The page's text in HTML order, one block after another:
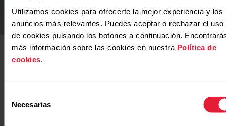
Utilizamos cookies para ofrecerte la mejor experiencia y los
anuncios más relevantes. Puedes aceptar o rechazar el uso
de cookies pulsando los botones a continuación.
más información sobre las cookies en nuestra Política de
cookies.
NecesariasA prueba de